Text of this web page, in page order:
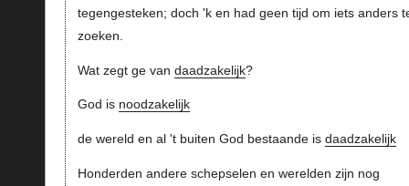
tegengesteken; doch 'k en had geen tijd om iets anders
zoeken.
Wat zegt ge van daadzakelijk?
God is noodzakelijk
de wereld en al 't buiten God bestaande is daadzakelijk
Honderden andere schepselen en werelden zijn nog